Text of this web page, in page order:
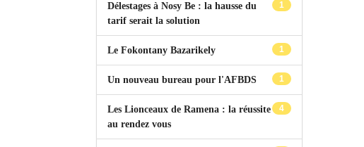
1
Délestages à Nosy Be : la hausse du
tarif serait la solution
1
Le Fokontany Bazarikely
1
Un nouveau bureau pour l'AFBDS
4
Les Lionceaux de Ramena : la réussite
au rendez vous